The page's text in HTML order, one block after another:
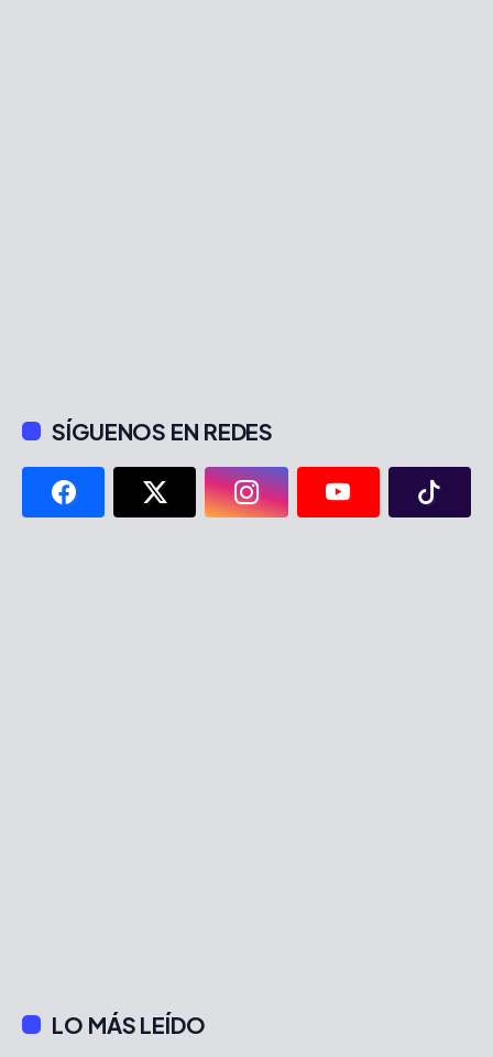
SÍGUENOS EN REDES
LO MÁS LEÍDO